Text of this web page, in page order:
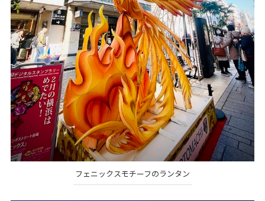
フェニックスモチーフのランタン